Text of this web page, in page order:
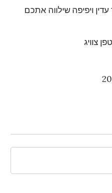
ויפיפה שילווה אתכם